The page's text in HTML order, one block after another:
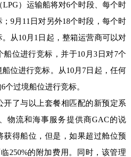
LPG）运输船将对6个时段、每个时
9月11日对另外18个时段，每个时
从10月1日起，整箱运营商可以对
船位进行竞标，并于10月3日对7个
位进行竞标。从10月7日起，任何
个过境船位进行竞标。
了与以上套餐相匹配的新预定系
物流和海事服务提供商GAC的说
获得船位，但是，如果超过舱位预
250%的附加费用。同时，该管理